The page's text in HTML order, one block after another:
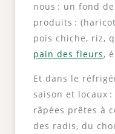
nous : un fond
produits :
pois chiche, riz,
pain des fleurs,
Et dans le
saison et locaux
râpées prêtes à
des radis, du